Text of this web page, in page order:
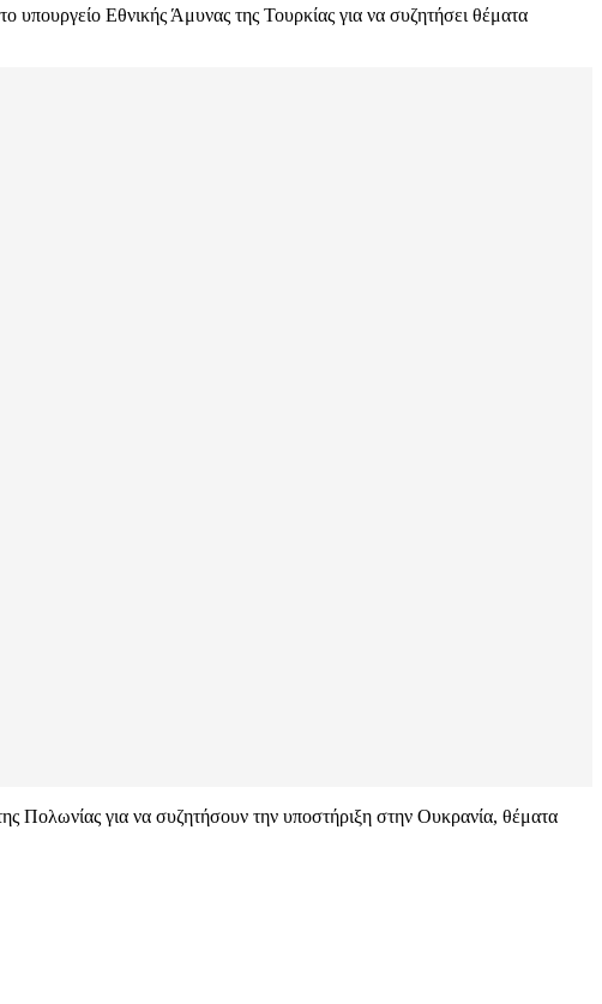
Εθνικής Άμυνας της Τουρκίας για να συζητήσει θέματα
για να συζητήσουν την υποστήριξη στην Ουκρανία, θέματα